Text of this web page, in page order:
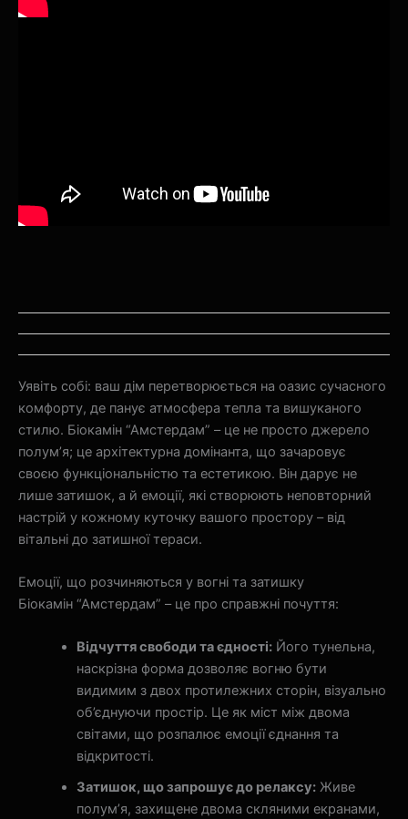
Уявіть собі: ваш дім перетворюється на оазис сучасного
комфорту, де панує атмосфера тепла та вишуканого
стилю. Біокамін “Амстердам” – це не просто джерело
полум’я; це архітектурна домінанта, що зачаровує
своєю функціональністю та естетикою. Він дарує не
лише затишок, а й емоції, які створюють неповторний
настрій у кожному куточку вашого простору – від
вітальні до затишної тераси.
Емоції, що розчиняються у вогні та затишку
Біокамін “Амстердам” – це про справжні почуття:
Відчуття свободи та єдності:Його тунельна,
наскрізна форма дозволяє вогню бути
видимим з двох протилежних сторін, візуально
об’єднуючи простір. Це як міст між двома
світами, що розпалює емоції єднання та
відкритості.
Затишок, що запрошує до релаксу:Живе
полум’я, захищене двома скляними екранами,